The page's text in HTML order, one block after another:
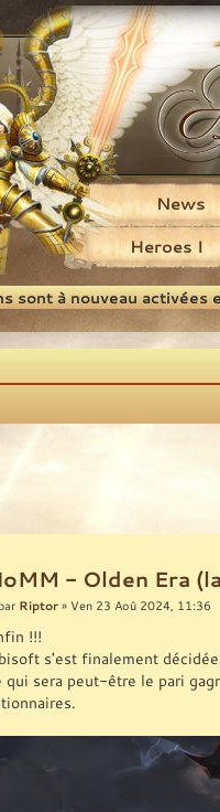
Heroes I
News
sont à nouveau
- Olden Era
par Riptor » Ven 23 Aoû 2024, 11:36
!!!
s'est finalement
qui sera peut-être le pari